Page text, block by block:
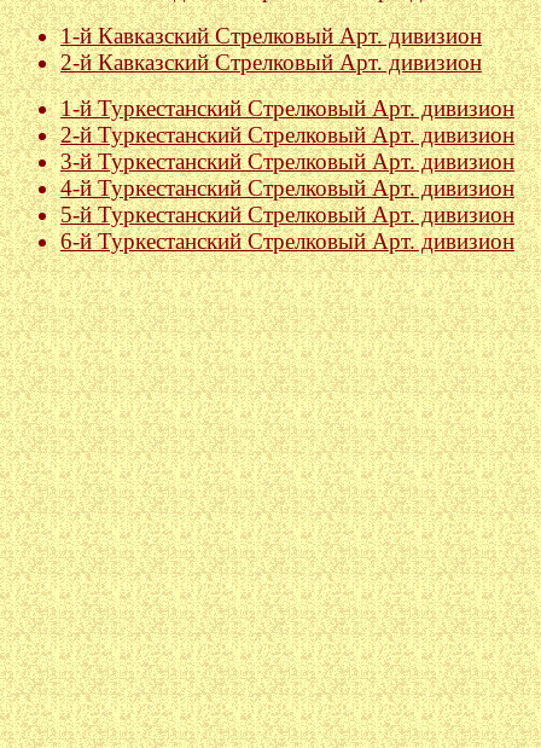
1-й Кавказский Стрелковый Арт. дивизион
2-й Кавказский Стрелковый Арт. дивизион
1-й Туркестанский Стрелковый Арт. дивизион
2-й Туркестанский Стрелковый Арт. дивизион
3-й Туркестанский Стрелковый Арт. дивизион
4-й Туркестанский Стрелковый Арт. дивизион
5-й Туркестанский Стрелковый Арт. дивизион
6-й Туркестанский Стрелковый Арт. дивизион